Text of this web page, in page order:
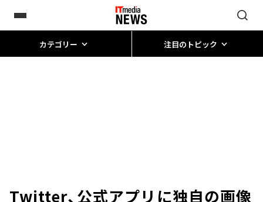
カテゴリー 注目のトピック
Twitter、公式アプリに独自の画像